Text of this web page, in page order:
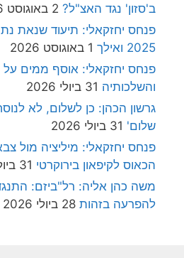
ב'סזון' נגד האצ"ל? 2 באוגוסט 2026
פנחס יחזקאלי: תיעוד שנאת
2025 ואילך
1 באוגוסט 2026
פנחס יחזקאלי: אוסף ממים
והשלכותיה 31 ביולי 2026
גרשון הכהן: כן לשלום, לא
שלום' 31 ביולי 2026
פנחס יחזקאלי: מיליציה מול
הכאוס לקיפאון בירוקרטי 31 ביולי 2026
משה כהן אליה: רל"ביזם:
להפרעה בזהות 28 ביולי 2026